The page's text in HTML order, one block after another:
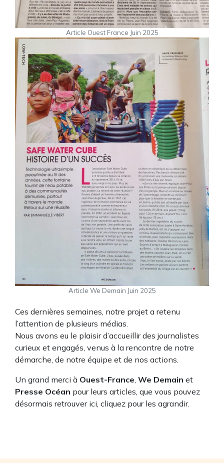
Article Ouest France Juin 2025
Article We Demain Juin 2025
Ces dernières semaines, notre projet a retenu
l’attention de plusieurs médias.
Nous avons eu le plaisir d’accueillir des journalistes
curieux et engagés, venus à la rencontre de notre
démarche, de notre équipe et de nos actions.
Un grand merci à Ouest-France, We Demain et
Presse Océan pour leurs articles, que vous pouvez
désormais retrouver ici, cliquez pour les agrandir.